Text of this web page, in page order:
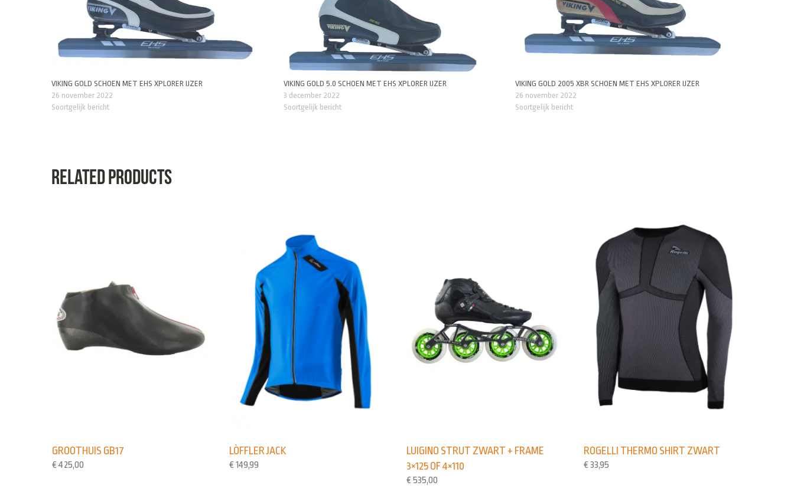
VIKING GOLD SCHOEN MET EHS XPLORER IJZER
26 november 2022
Soortgelijk bericht
VIKING GOLD 5.0 SCHOEN MET EHS XPLORER IJZER
3 december 2022
Soortgelijk bericht
VIKING GOLD 2005 XBR SCHOEN MET EHS XPLORER IJZER
26 november 2022
Soortgelijk bericht
Related products
GROOTHUIS GB17
€ 425,00
LÒFFLER JACK
€ 149,99
LUIGINO STRUT ZWART + FRAME
3×125 OF 4×110
€ 535,00
ROGELLI THERMO SHIRT ZWART
€ 33,95